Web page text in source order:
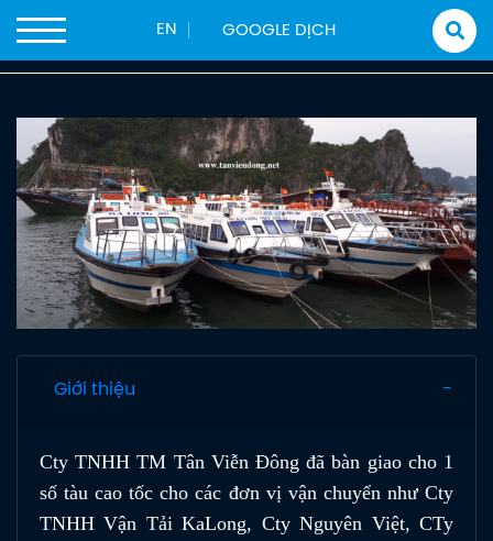
EN
Trang chủ Sản phẩm
Tàu Chở Khách
Tàu trên 100 khách
Giới thiệu
Cty TNHH TM Tân Viễn Đông đã bàn giao cho 1
số tàu cao tốc cho các đơn vị vận chuyển như Cty
TNHH Vận Tải KaLong, Cty Nguyên Việt, CTy